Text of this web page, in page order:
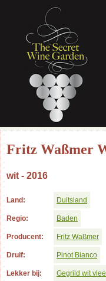
Fritz Waßmer
wit - 2016
Land: Duitsland
Regio: Baden
Producent: Fritz Waßmer
Druif: Pinot Bianco
Lekker bij: Gegrild wit